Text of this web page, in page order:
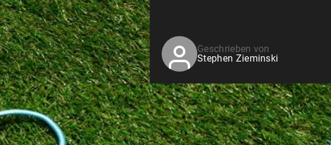
Geschrieben von
Stephen Zieminski